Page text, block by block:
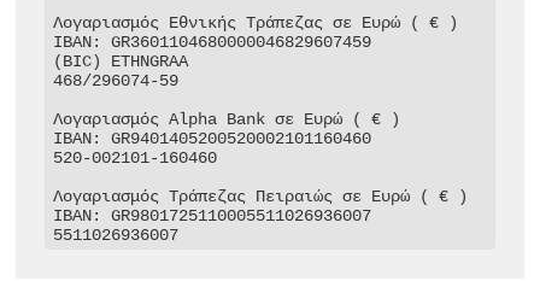
Λογαριασμός Εθνικής Τράπεζας σε Ευρώ ( € )
IBAN: GR3601104680000046829607459
(BIC) ETHNGRAA
468/296074-59
Λογαριασμός Alpha Bank σε Ευρώ ( € )
IBAN: GR9401405200520002101160460
520-002101-160460
Λογαριασμός Τράπεζας Πειραιώς σε Ευρώ ( € )
IBAN: GR9801725110005511026936007
5511026936007